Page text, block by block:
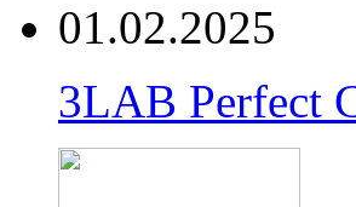
01.02.2025
3LAB Perfect